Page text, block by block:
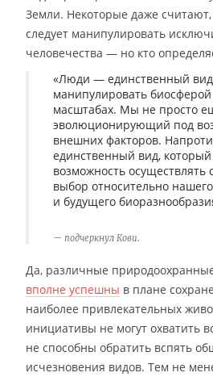
Земли. Некоторые даже
следует манипулировать
человечества — но кто
«Люди — единственный
манипулировать
масштабах. Мы не просто
эволюционирующий под
внешних факторов.
единственный вид,
возможность осуществлять
выбор относительно
и будущего
подчеркнул Кови.
Да, различные
вполне успешны в плане
наиболее привлекательных
инициативы не могут охватить
не способны обратить вспять
исчезновения видов. Тем не